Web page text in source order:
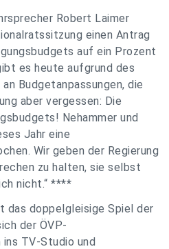
Robert Laimer
einen Antrag
auf ein Prozent
es heute aufgrund des
Budgetanpassungen, die
aber vergessen: Die
Nehammer und
Jahr eine
Wir geben der Regierung
zu halten, sie selbst
nicht.“ ****
das doppelgleisige Spiel der
der ÖVP-
TV-Studio und